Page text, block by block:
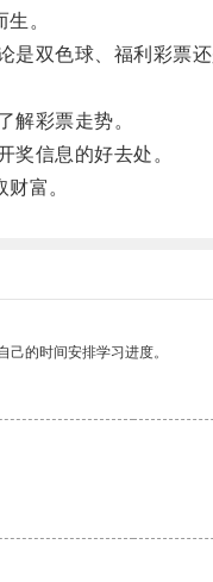
。
双色球、福利彩票还
彩票走势。
信息的好去处。
富。
的时间安排学习进度。